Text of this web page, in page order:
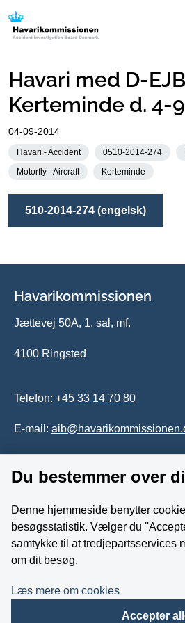
Havari med D-
Kerteminde d. 4-
04-09-2014
Havari - Accident 0510-2014-274
Motorfly - Aircraft
Kerteminde
510-2014-274 (engelsk)
Havarikommissionen
Jættevej 50A, 1. sal, mf.
4100 Ringsted
Telefon: +45 33 14 70 80
E-mail:
Tilgængelighedserklæring
Whistleblowerordning
Følg os på YouTube
Du bestemmer over
Denne hjemmeside benytter
besøgsstatistik. Vælger du
samtykke til at tredjepartsservices
om dit besøg.
Læs mere om cookies
Accepter